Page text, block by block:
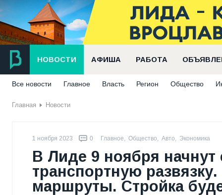
НОВОСТИ АФИША РАБОТА
Все новости Главное Власть Регион Общество
Главная Новости
1 ноября 2023 0 Главное, Общество, Авто, Экономика
В Лиде 9 ноября начнут
транспортную
маршруты. Стройка